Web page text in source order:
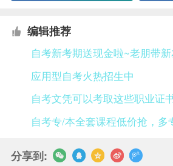
编辑推荐
自考新考期送现金啦~老朋带
应用型自考火热招生中
自考文凭可以考取这些职业证
自考专/本全套课程低价抢，多
分享到: